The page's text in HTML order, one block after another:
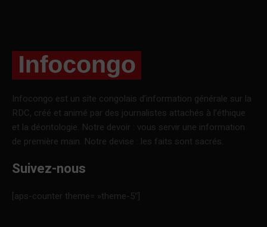
Infocongo est un site congolais d’information générale sur la
RDC, créé et animé par des journalistes attachés à l’éthique
et la déontologie. Notre devoir : vous servir une information
de première main. Notre devise : les faits sont sacrés.
Suivez-nous
[aps-counter theme= »theme-5″]